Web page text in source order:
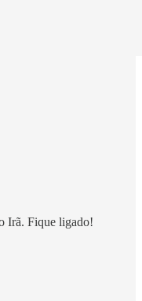
Irã. Fique ligado!